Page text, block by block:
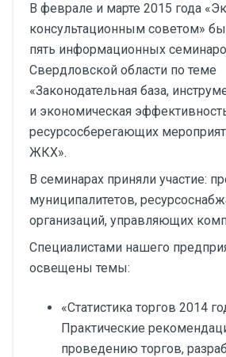
В феврале и марте 2015 года
консультационным советом»
пять информационных
Свердловской области по теме
«Законодательная база,
и экономическая
ресурсосберегающих
ЖКХ».
В семинарах приняли участие:
муниципалитетов,
организаций, управляющих
Специалистами нашего
освещены темы:
«Статистика торгов 2014
Практические
проведению торгов,